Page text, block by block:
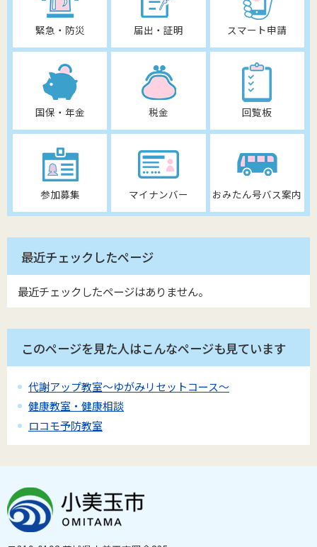
緊急・防災 届出・証明 スマート申請
国保・年金 税金 回覧板
参加募集 マイナンバー おみたん号バス案内
最近チェックしたページ
最近チェックしたページはありません。
このページを見た人はこんなページも見ています
代謝アップ教室～ゆがみリセットコース～
健康教室・健康相談
ロコモ予防教室